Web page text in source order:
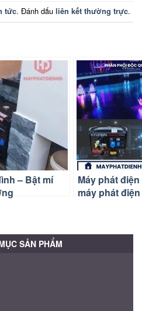
SẢN PHẨM
tức. Đánh dấu liên kết thường trực.
– Bật mí
Máy phát
máy phát